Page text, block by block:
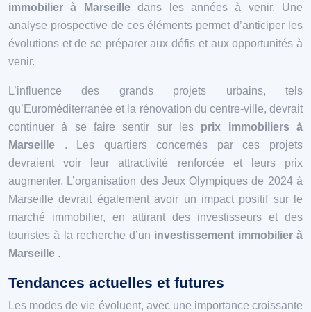
immobilier à Marseilledans les années à venir. Une
analyse prospective de ces éléments permet d’anticiper les
évolutions et de se préparer aux défis et aux opportunités à
venir.
L’influence des grands projets urbains, tels
qu’Euroméditerranée et la rénovation du centre-ville, devrait
continuer à se faire sentir sur les prix immobiliers à
Marseille . Les quartiers concernés par ces projets
devraient voir leur attractivité renforcée et leurs prix
augmenter. L’organisation des Jeux Olympiques de 2024 à
Marseille devrait également avoir un impact positif sur le
marché immobilier, en attirant des investisseurs et des
touristes à la recherche d’un investissement immobilier à
Marseille .
Tendances actuelles et futures
Les modes de vie évoluent, avec une importance croissante